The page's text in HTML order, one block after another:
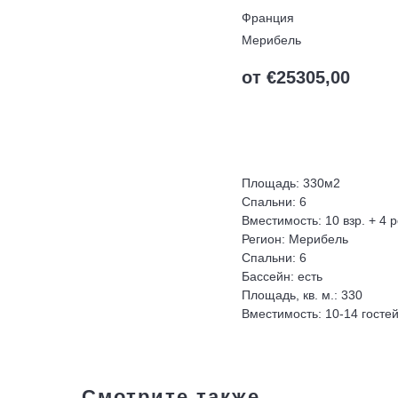
Франция
Мерибель
от €25305,00
Площадь: 330м2
Спальни: 6
Вместимость: 10 взр. + 4
Регион: Мерибель
Спальни: 6
Бассейн: есть
Площадь, кв. м.: 330
Вместимость: 10-14 гостей